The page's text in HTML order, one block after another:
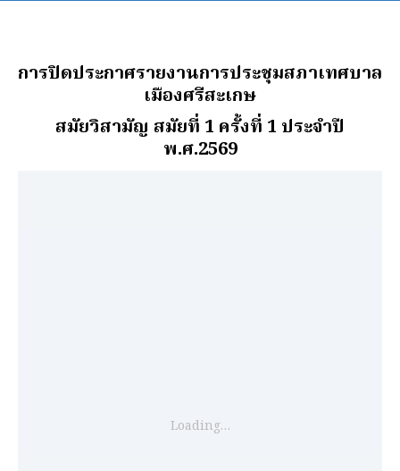
การปิดประกาศรายงานการประชุมสภาเทศบาล
เมืองศรีสะเกษ
สมัยวิสามัญ สมัยที่ 1 ครั้งที่ 1 ประจำปี
พ.ศ.2569
Loading…